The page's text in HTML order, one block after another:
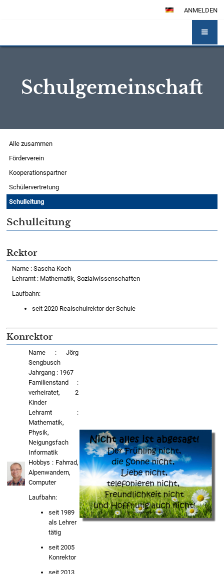
ANMELDEN
Schulgemeinschaft
Schulgemeinschaft
Alle zusammen
Förderverein
Kooperationspartner
Schülervertretung
Schulleitung
Schulleitung
Rektor
Name : Sascha Koch
Lehramt : Mathematik, Sozialwissenschaften
Laufbahn:
seit 2020 Realschulrektor der Schule
Konrektor
Name : Jörg
Sengbusch
Jahrgang : 1967
Familienstand :
verheiratet, 2
Kinder
Lehramt :
Mathematik,
Physik,
Neigungsfach
Informatik
Hobbys : Fahrrad,
Alpenwandern,
Computer
Laufbahn:
seit 1989
als Lehrer
tätig
seit 2005
Konrektor
seit 2013